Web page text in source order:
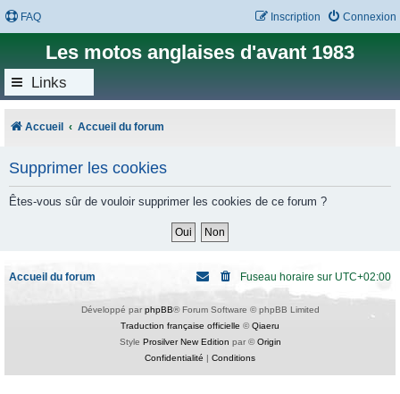
FAQ Connexion
Inscription
Les motos anglaises d'avant 1983
Links
Accueil Accueil du forum
Supprimer les cookies
Êtes-vous sûr de vouloir supprimer les cookies de ce forum ?
Accueil du forum Fuseau horaire sur UTC+02:00
Développé par phpBB® Forum Software © phpBB Limited
Traduction française officielle ©Qiaeru
Style Prosilver New Edition par ©Origin
Confidentialité | Conditions